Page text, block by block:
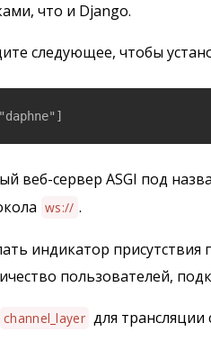
что и Django.
следующее, чтобы
веб-сервер ASGI под
ws:// .
индикатор присутствия
пользователей,
channel_layer для трансляции